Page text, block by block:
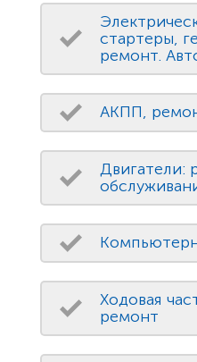
стартеры,
ремонт.
АКПП,
Двигатели:
Ходовая
ремонт